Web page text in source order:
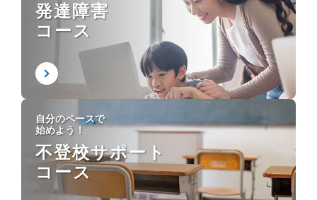
発達障害
コース
自分のペースで
始めよう！
不登校サポート
コース